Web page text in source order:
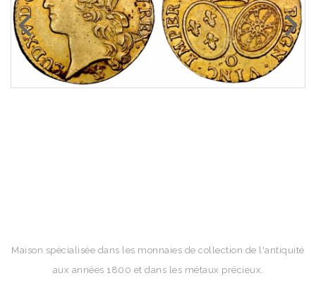
Maison spécialisée dans les monnaies de collection de l'antiquité
aux années 1800 et dans les métaux précieux.